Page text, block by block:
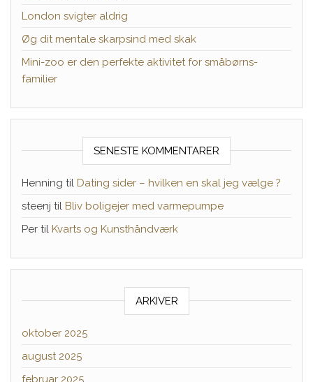
London svigter aldrig
Øg dit mentale skarpsind med skak
Mini-zoo er den perfekte aktivitet for småbørns-
familier
SENESTE KOMMENTARER
Henning til Dating sider – hvilken en skal jeg vælge ?
steenj til Bliv boligejer med varmepumpe
Per til Kvarts og Kunsthåndværk
ARKIVER
oktober 2025
august 2025
februar 2025